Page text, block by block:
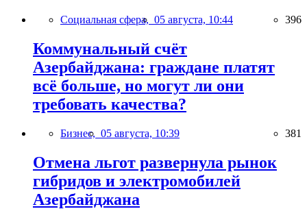
Социальная сфера, 05 августа, 10:44 396
Коммунальный счёт
Азербайджана: граждане платят
всё больше, но могут ли они
требовать качества?
Бизнес, 05 августа, 10:39 381
Отмена льгот развернула рынок
гибридов и электромобилей
Азербайджана